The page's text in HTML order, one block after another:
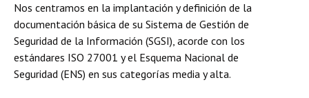
Nos centramos en la implantación y definición de la
documentación básica de su Sistema de Gestión de
Seguridad de la Información (SGSI), acorde con los
estándares ISO 27001 y el Esquema Nacional de
Seguridad (ENS) en sus categorías media y alta.